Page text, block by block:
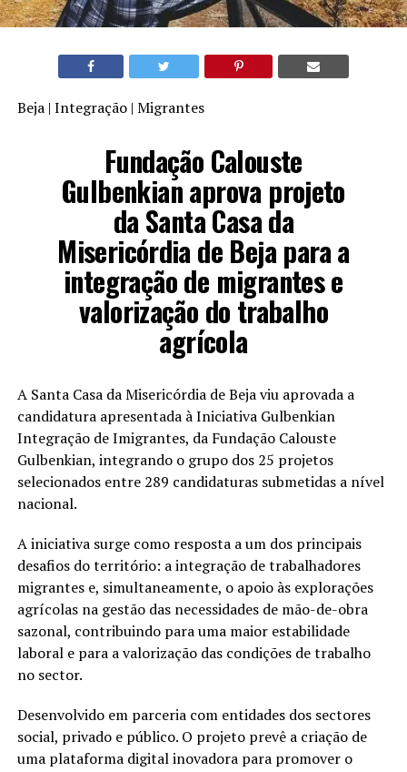
Beja | Integração | Migrantes
Fundação Calouste
Gulbenkian aprova projeto
da Santa Casa da
Misericórdia de Beja para a
integração de migrantes e
valorização do trabalho
agrícola
A Santa Casa da Misericórdia de Beja viu aprovada a
candidatura apresentada à Iniciativa Gulbenkian
Integração de Imigrantes, da Fundação Calouste
Gulbenkian, integrando o grupo dos 25 projetos
selecionados entre 289 candidaturas submetidas a nível
nacional.
A iniciativa surge como resposta a um dos principais
desafios do território: a integração de trabalhadores
migrantes e, simultaneamente, o apoio às explorações
agrícolas na gestão das necessidades de mão-de-obra
sazonal, contribuindo para uma maior estabilidade
laboral e para a valorização das condições de trabalho
no sector.
Desenvolvido em parceria com entidades dos sectores
social, privado e público. O projeto prevê a criação de
uma plataforma digital inovadora para promover o